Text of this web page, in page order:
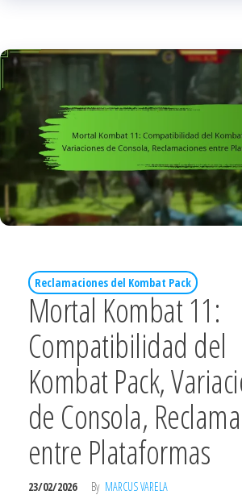
Reclamaciones del Kombat Pack
Mortal Kombat 11:
Compatibilidad del
Kombat Pack,
de Consola,
entre Plataformas
23/02/2026 By MARCUS VARELA